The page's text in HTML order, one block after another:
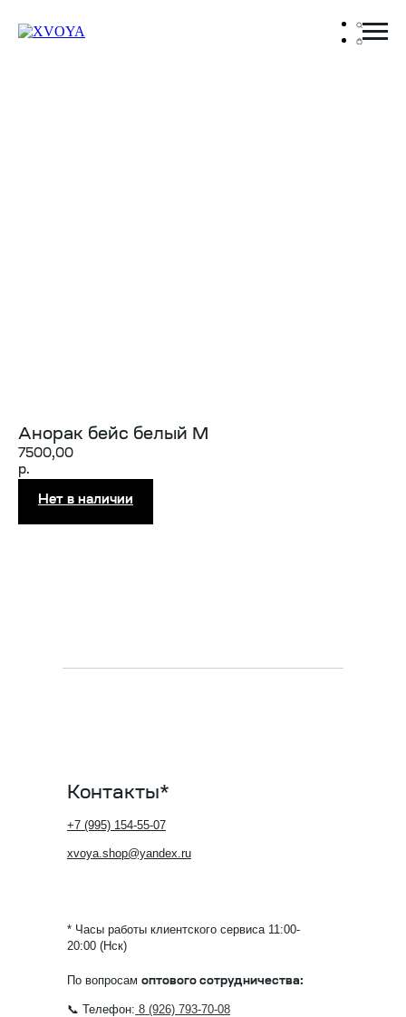
Анорак бейс белый М
7500,00
р.
Контакты*
📞 Телефон: 8 (926) 793-70-08
По вопросам оптового сотрудничества:
* Часы работы клиентского сервиса 11:00-
20:00 (Нск)
xvoya.shop@yandex.ru
+7 (995) 154-55-07